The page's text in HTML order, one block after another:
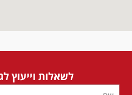
לשאלות וייעוץ